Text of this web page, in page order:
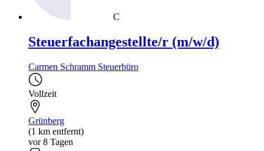
C
Steuerfachangestellte/r (m/w/d)
Carmen Schramm Steuerbüro
Vollzeit
Grünberg
(1 km entfernt)
vor 8 Tagen